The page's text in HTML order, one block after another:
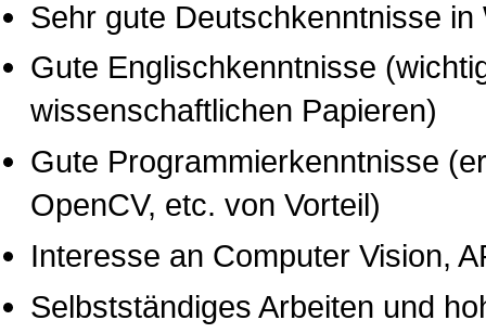
Sehr gute Deutschkenntnisse in
Gute Englischkenntnisse
wissenschaftlichen Papieren)
Gute Programmierkenntnisse
OpenCV, etc. von Vorteil)
Interesse an Computer Vision,
Selbstständiges Arbeiten und